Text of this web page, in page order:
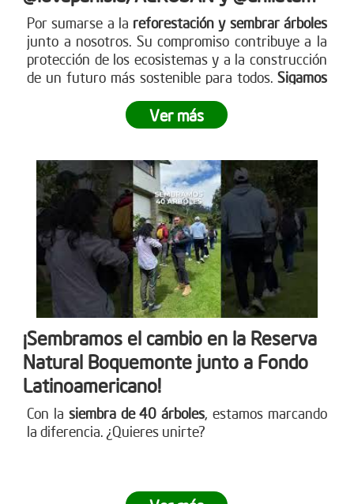
Por sumarse a la reforestación y sembrar árboles
junto a nosotros. Su compromiso contribuye a la
protección de los ecosistemas y a la construcción
de un futuro más sostenible para todos.Sigamos
Ver más
¡Sembramos el cambio en la Reserva
Natural Boquemonte junto a Fondo
Latinoamericano!
Con la siembra de 40 árboles, estamos marcando
la diferencia. ¿Quieres unirte?